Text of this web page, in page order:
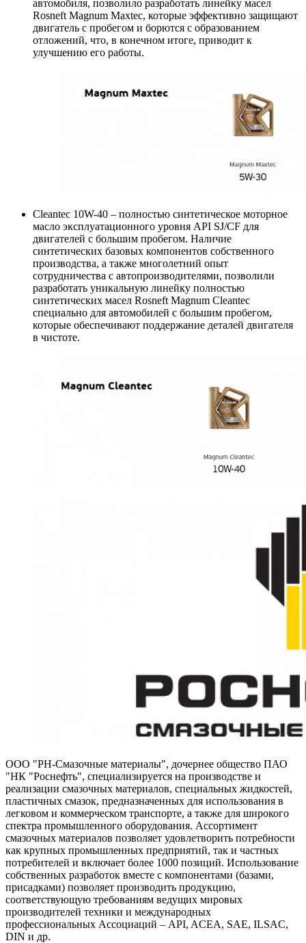
автомобиля, позволило разработать линейку масел
Rosneft Magnum Maxtec, которые эффективно защищают
двигатель с пробегом и борются с образованием
отложений, что, в конечном итоге, приводит к
улучшению его работы.
Cleantec 10W-40 – полностью синтетическое моторное
масло эксплуатационного уровня API SJ/CF для
двигателей с большим пробегом. Наличие
синтетических базовых компонентов собственного
производства, а также многолетний опыт
сотрудничества с автопроизводителями, позволили
разработать уникальную линейку полностью
синтетических масел Rosneft Magnum Cleantec
специально для автомобилей с большим пробегом,
которые обеспечивают поддержание деталей двигателя
в чистоте.
ООО "РН-Смазочные материалы", дочернее общество ПАО
"НК "Роснефть", специализируется на производстве и
реализации смазочных материалов, специальных жидкостей,
пластичных смазок, предназначенных для использования в
легковом и коммерческом транспорте, а также для широкого
спектра промышленного оборудования. Ассортимент
смазочных материалов позволяет удовлетворить потребности
как крупных промышленных предприятий, так и частных
потребителей и включает более 1000 позиций. Использование
собственных разработок вместе с компонентами (базами,
присадками) позволяет производить продукцию,
соответствующую требованиям ведущих мировых
производителей техники и международных
профессиональных Ассоциаций – API, ACEA, SAE, ILSAC,
DIN и др.